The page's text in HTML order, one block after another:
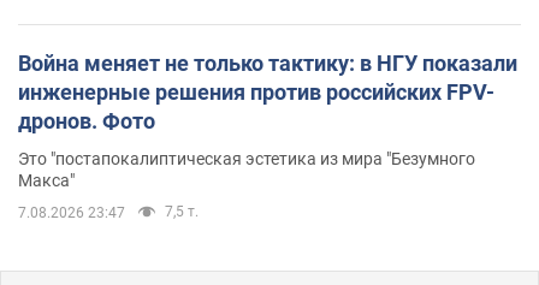
Война меняет не только тактику: в НГУ показали
инженерные решения против российских FPV-
дронов. Фото
Это "постапокалиптическая эстетика из мира "Безумного
Макса"
7.08.2026 23:47 7,5 т.